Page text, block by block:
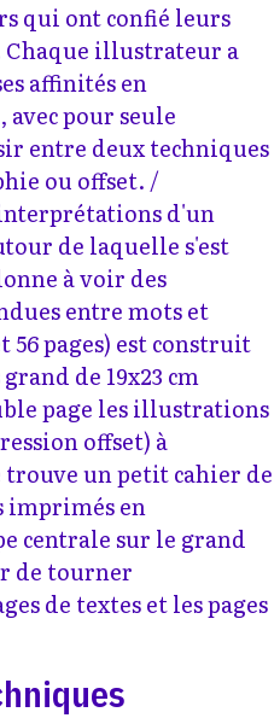
qui ont confié leurs
Chaque illustrateur a
affinités en
pour seule
entre deux techniques
ou offset. /
d'un
de laquelle s'est
à voir des
entre mots et
56 pages) est construit
de 19x23 cm
page les illustrations
offset) à
un petit cahier de
imprimés en
centrale sur le grand
de tourner
de textes et les pages